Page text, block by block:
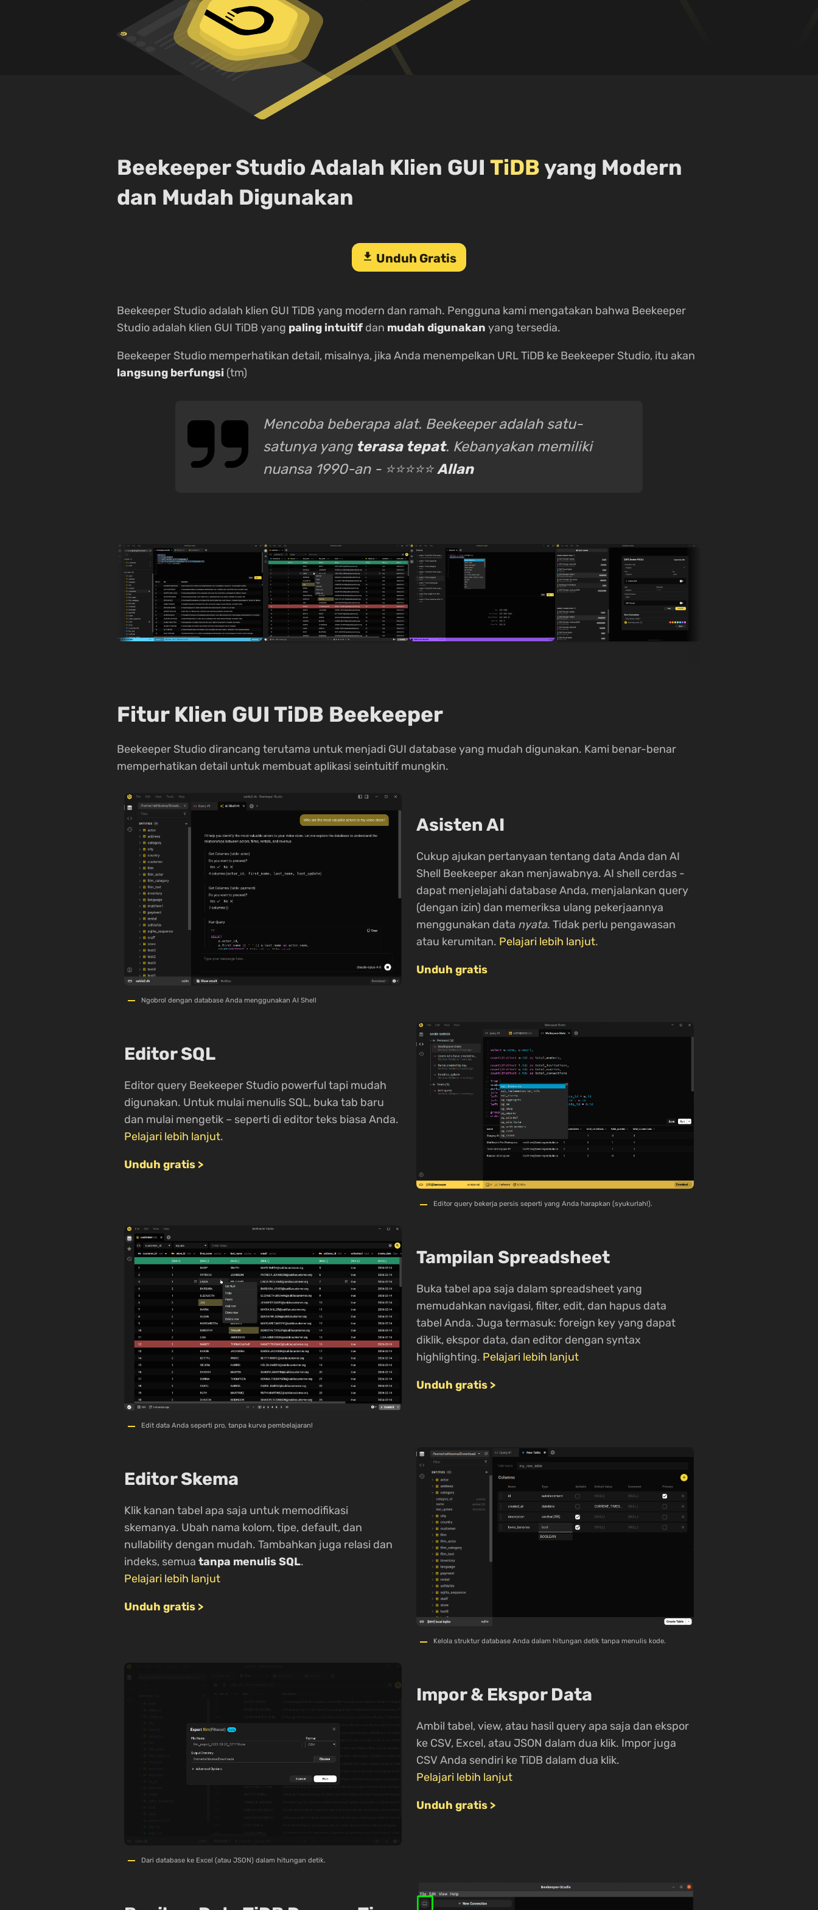
Beekeeper Studio Adalah Klien GUI TiDByang Modern
dan Mudah Digunakan
download Unduh Gratis
Beekeeper Studio adalah klien GUI TiDB yang modern dan ramah. Pengguna kami mengatakan bahwa Beekeeper
Studio adalah klien GUI TiDB yang paling intuitif dan mudah digunakan yang tersedia.
Beekeeper Studio memperhatikan detail, misalnya, jika Anda menempelkan URL TiDB ke Beekeeper Studio, itu akan
langsung berfungsi (tm)
Mencoba beberapa alat. Beekeeper adalah satu-
satunya yang terasa tepat. Kebanyakan memiliki
nuansa 1990-an - ⭐⭐⭐⭐⭐Allan
Fitur Klien GUI TiDB Beekeeper
Beekeeper Studio dirancang terutama untuk menjadi GUI database yang mudah digunakan. Kami benar-benar
memperhatikan detail untuk membuat aplikasi seintuitif mungkin.
Asisten AI
Cukup ajukan pertanyaan tentang data Anda dan AI
Shell Beekeeper akan menjawabnya. AI shell cerdas -
dapat menjelajahi database Anda, menjalankan query
(dengan izin) dan memeriksa ulang pekerjaannya
menggunakan data nyata. Tidak perlu pengawasan
atau kerumitan. Pelajari lebih lanjut.
Unduh gratis
Ngobrol dengan database Anda menggunakan AI Shell
Editor SQL
Editor query Beekeeper Studio powerful tapi mudah
digunakan. Untuk mulai menulis SQL, buka tab baru
dan mulai mengetik – seperti di editor teks biasa Anda.
Pelajari lebih lanjut.
Unduh gratis >
Editor query bekerja persis seperti yang Anda harapkan (syukurlah!).
Tampilan Spreadsheet
Buka tabel apa saja dalam spreadsheet yang
memudahkan navigasi, filter, edit, dan hapus data
tabel Anda. Juga termasuk: foreign key yang dapat
diklik, ekspor data, dan editor dengan syntax
highlighting. Pelajari lebih lanjut
Unduh gratis >
Edit data Anda seperti pro, tanpa kurva pembelajaran!
Editor Skema
Klik kanan tabel apa saja untuk memodifikasi
skemanya. Ubah nama kolom, tipe, default, dan
nullability dengan mudah. Tambahkan juga relasi dan
indeks, semua tanpa menulis SQL.
Pelajari lebih lanjut
Unduh gratis >
Kelola struktur database Anda dalam hitungan detik tanpa menulis kode.
Impor & Ekspor Data
Ambil tabel, view, atau hasil query apa saja dan ekspor
ke CSV, Excel, atau JSON dalam dua klik. Impor juga
CSV Anda sendiri ke TiDB dalam dua klik.
Pelajari lebih lanjut
Unduh gratis >
Dari database ke Excel (atau JSON) dalam hitungan detik.